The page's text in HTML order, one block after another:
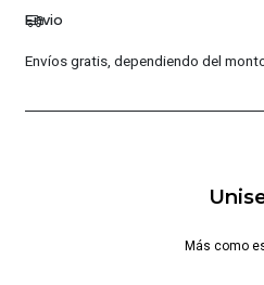
logotipo Taylor All Star en forma
que brinda sujeción en
Plantilla: 100% Algodón/Suela:
Envio
Envíos gratis, dependiendo del
Más como